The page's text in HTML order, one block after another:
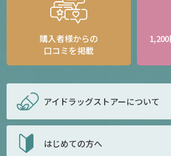
購入者様からの
口コミを掲載
アイドラッグストアーについて
はじめての方へ